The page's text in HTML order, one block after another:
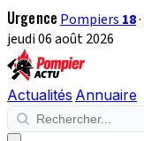
Urgence Pompiers 18·
jeudi 06 août 2026
Actualités Annuaire